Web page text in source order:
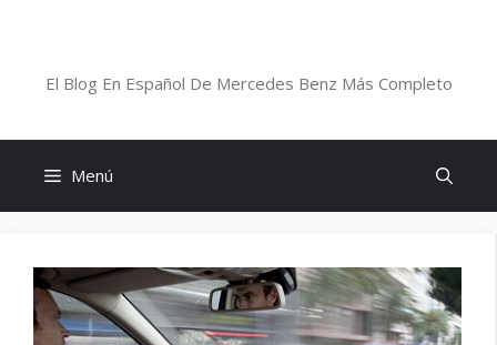
El Blog En Español De Mercedes Benz Más Completo
Menú